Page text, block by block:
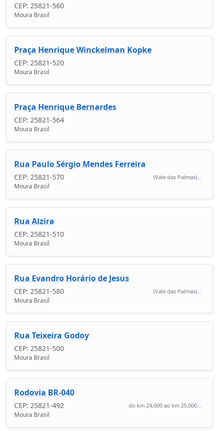
CEP: 25821-560
Moura Brasil
Praça Henrique Winckelman Kopke
CEP: 25821-520
Moura Brasil
Praça Henrique Bernardes
CEP: 25821-564
Moura Brasil
Rua Paulo Sérgio Mendes Ferreira
CEP: 25821-570 (Vale das Palmas)...
Moura Brasil
Rua Alzira
CEP: 25821-510
Moura Brasil
Rua Evandro Horário de Jesus
CEP: 25821-580 (Vale das Palmas)...
Moura Brasil
Rua Teixeira Godoy
CEP: 25821-500
Moura Brasil
Rodovia BR-040
CEP: 25821-492 do km 24,000 ao km 25,000...
Moura Brasil